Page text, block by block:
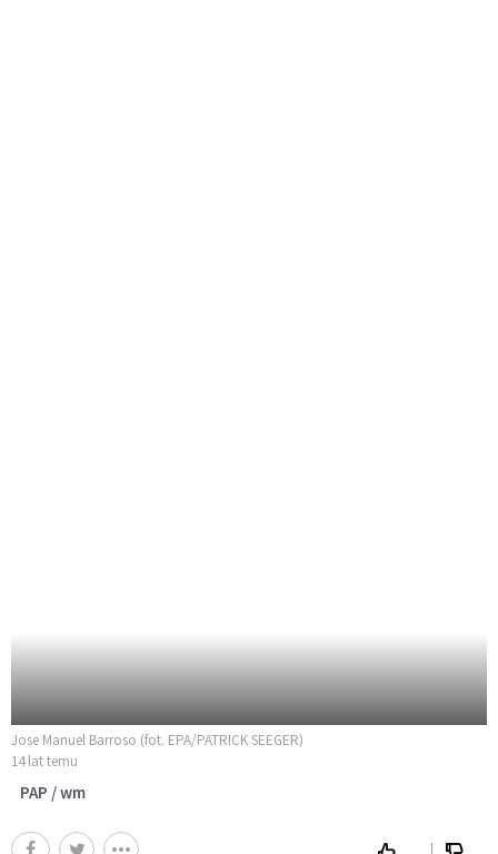
Jose Manuel Barroso (fot. EPA/PATRICK SEEGER)
14 lat temu
PAP / wm